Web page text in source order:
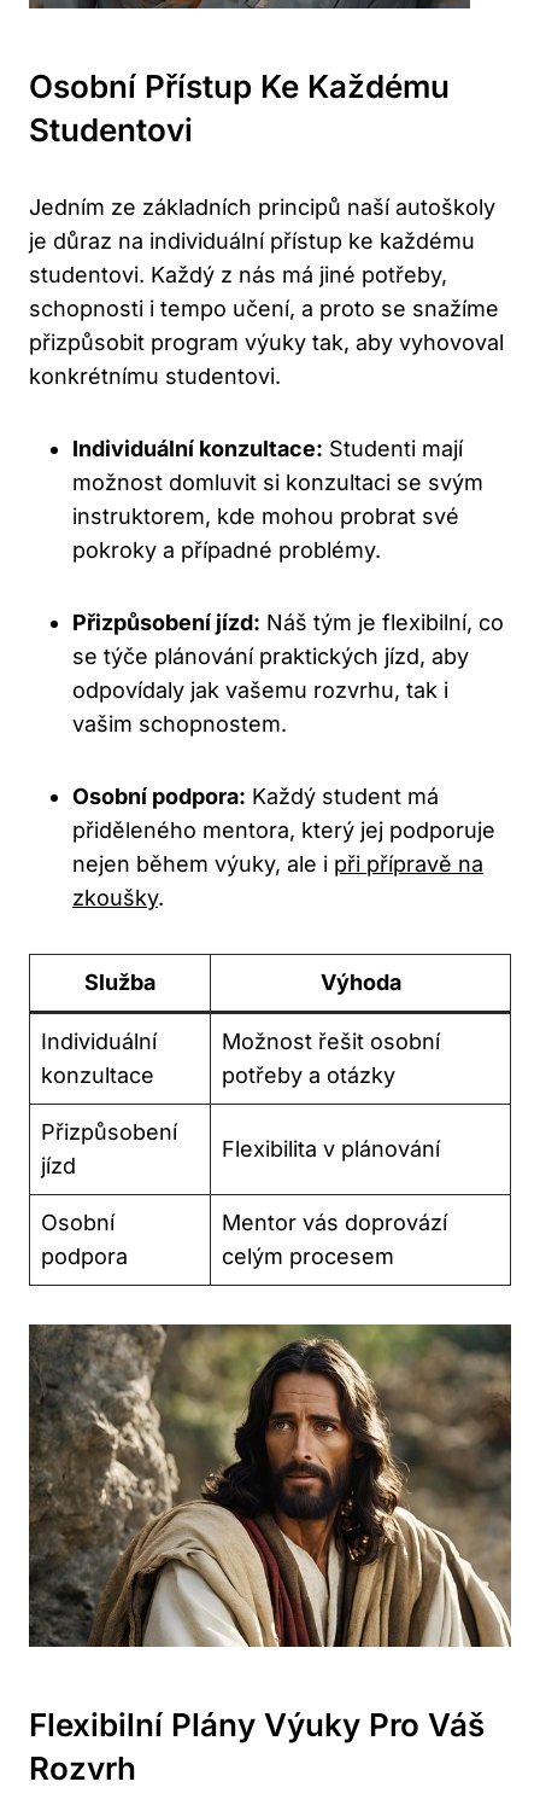
Osobní Přístup Ke⁤ Každému
Studentovi
Jedním ze základních principů naší autoškoly
⁣je důraz ‌na individuální přístup ke každému
studentovi. Každý z nás má jiné potřeby,
schopnosti i tempo ⁢učení, a proto se snažíme‌
přizpůsobit program výuky tak, aby vyhovoval
‌konkrétnímu studentovi.
Individuální⁣ konzultace: Studenti mají ​
možnost domluvit si konzultaci se svým
instruktorem, kde ​mohou probrat​ své
pokroky a případné problémy.
Přizpůsobení jízd: Náš tým je flexibilní, co
se týče ‌plánování praktických jízd, aby
odpovídaly jak vašemu rozvrhu, tak i
vašim schopnostem.
Osobní podpora: Každý student má
přiděleného mentora, který jej podporuje
⁤nejen během ⁤výuky, ale i ‌ při přípravě na
zkoušky.
Služba Výhoda
Individuální
konzultace
Možnost řešit osobní
potřeby a otázky
Přizpůsobení
jízd
Flexibilita v plánování
Osobní
podpora
Mentor vás doprovází
celým procesem
Flexibilní Plány Výuky Pro Váš
Rozvrh